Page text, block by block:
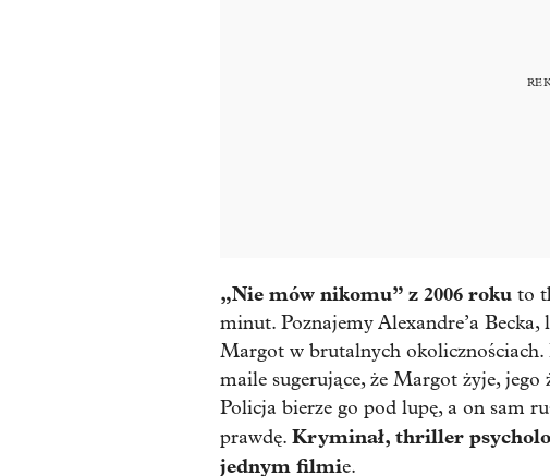
„Nie mów nikomu” z 2006 roku to
minut. Poznajemy Alexandre’a
Margot w brutalnych okolicznościach.
maile sugerujące, że Margot żyje,
Policja bierze go pod lupę, a on sam
prawdę. Kryminał, thriller
jednym filmie.